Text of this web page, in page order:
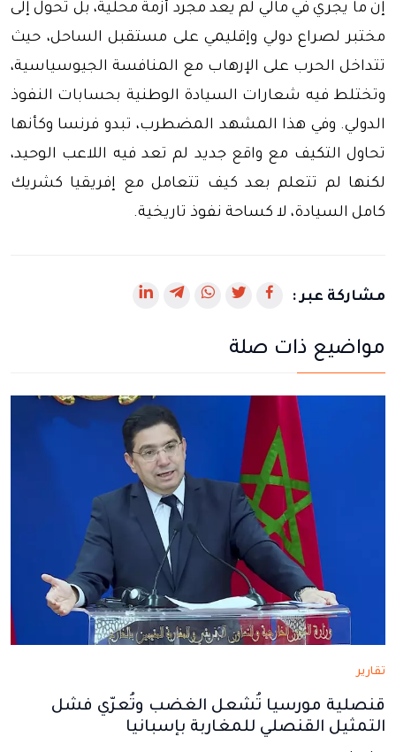
إن ما يجري في مالي لم يعد مجرد أزمة محلية، بل تحول إلى
مختبر لصراع دولي وإقليمي على مستقبل الساحل، حيث
تتداخل الحرب على الإرهاب مع المنافسة الجيوسياسية،
وتختلط فيه شعارات السيادة الوطنية بحسابات النفوذ
الدولي. وفي هذا المشهد المضطرب، تبدو فرنسا وكأنها
تحاول التكيف مع واقع جديد لم تعد فيه اللاعب الوحيد،
لكنها لم تتعلم بعد كيف تتعامل مع إفريقيا كشريك
كامل السيادة، لا كساحة نفوذ تاريخية.
مشاركة عبر :
رابط
في
جديدة
رابط
في
جديدة
رابط
جديدة
رابط
جديدة
رابط
جديدة
مواضيع ذات صلة
تقارير
قنصلية مورسيا تُشعل الغضب وتُعرّي فشل
التمثيل القنصلي للمغاربة بإسبانيا